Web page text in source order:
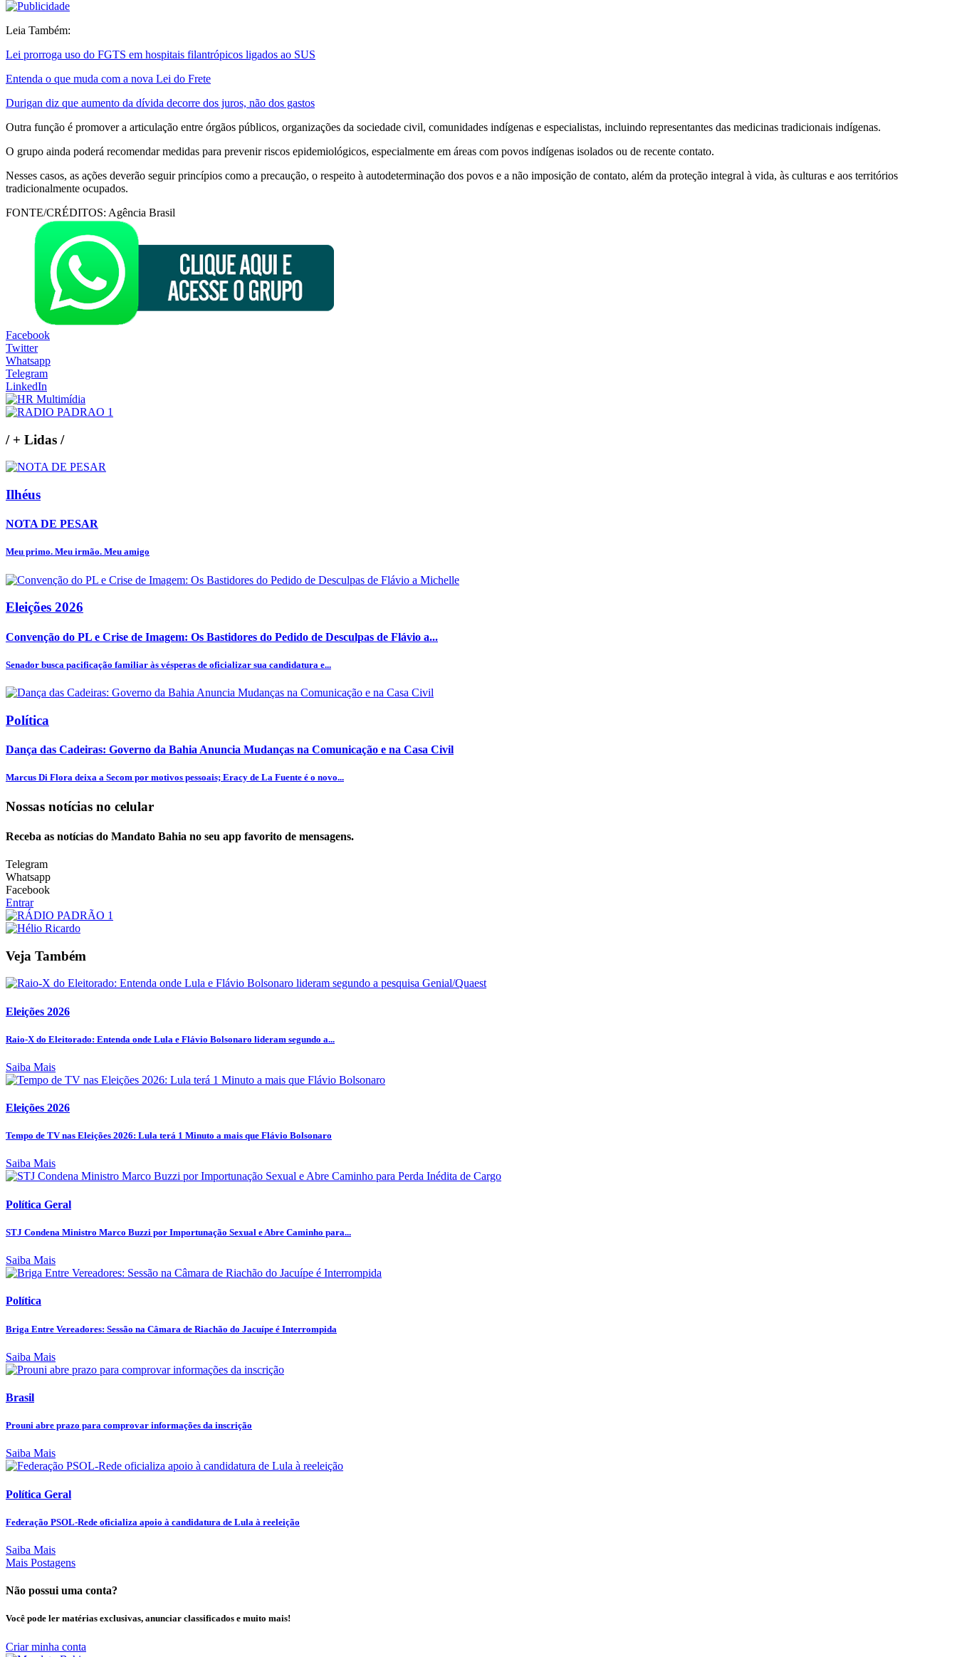
Leia Também:
Lei prorroga uso do FGTS em hospitais filantrópicos ligados ao SUS
Entenda o que muda com a nova Lei do Frete
Durigan diz que aumento da dívida decorre dos juros, não dos gastos
Outra função é promover a articulação entre órgãos públicos, organizações da sociedade civil, comunidades indígenas e especialistas, incluindo representantes das medicinas tradicionais indígenas.
O grupo ainda poderá recomendar medidas para prevenir riscos epidemiológicos, especialmente em áreas com povos indígenas isolados ou de recente contato.
Nesses casos, as ações deverão seguir princípios como a precaução, o respeito à autodeterminação dos povos e a não imposição de contato, além da proteção integral à vida, às culturas e aos territórios
tradicionalmente ocupados.
FONTE/CRÉDITOS: Agência Brasil
Facebook
Twitter
Whatsapp
Telegram
LinkedIn
/+ Lidas /
Ilhéus
NOTA DE PESAR
Meu primo. Meu irmão. Meu amigo
Eleições 2026
Convenção do PL e Crise de Imagem: Os Bastidores do Pedido de Desculpas de Flávio a...
Senador busca pacificação familiar às vésperas de oficializar sua candidatura e...
Política
Dança das Cadeiras: Governo da Bahia Anuncia Mudanças na Comunicação e na Casa Civil
Marcus Di Flora deixa a Secom por motivos pessoais; Eracy de La Fuente é o novo...
Nossas notícias no celular
Receba as notícias do Mandato Bahia no seu app favorito de mensagens.
Telegram
Whatsapp
Facebook
Entrar
Veja Também
Eleições 2026
Raio-X do Eleitorado: Entenda onde Lula e Flávio Bolsonaro lideram segundo a...
Saiba Mais
Eleições 2026
Tempo de TV nas Eleições 2026: Lula terá 1 Minuto a mais que Flávio Bolsonaro
Saiba Mais
Política Geral
STJ Condena Ministro Marco Buzzi por Importunação Sexual e Abre Caminho para...
Saiba Mais
Política
Briga Entre Vereadores: Sessão na Câmara de Riachão do Jacuípe é Interrompida
Saiba Mais
Brasil
Prouni abre prazo para comprovar informações da inscrição
Saiba Mais
Política Geral
Federação PSOL-Rede oficializa apoio à candidatura de Lula à reeleição
Saiba Mais
Mais Postagens
Não possui uma conta?
Você pode ler matérias exclusivas, anunciar classificados e muito mais!
Criar minha conta